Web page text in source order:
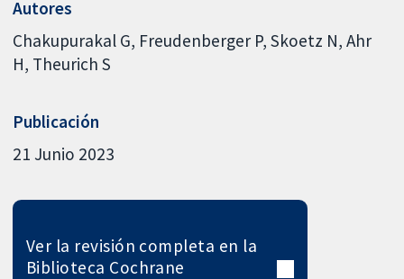
Autores
Chakupurakal G Freudenberger P Skoetz N Ahr
H Theurich S
Publicación
21 Junio 2023
Ver la revisión completa en la
Biblioteca Cochrane